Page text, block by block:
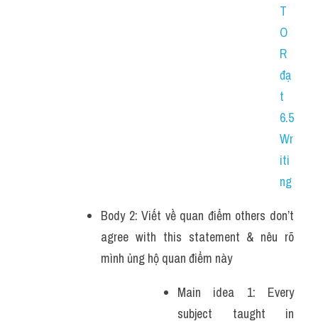
T
O
R
đạ
t
6.5
Wr
iti
ng
Body 2: Viết về quan điểm others don’t
agree with this statement & nêu rõ
mình ủng hộ quan điểm này
Main idea 1: Every
subject taught in